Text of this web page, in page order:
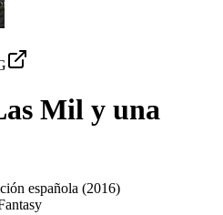
Mil y una
española (2016)